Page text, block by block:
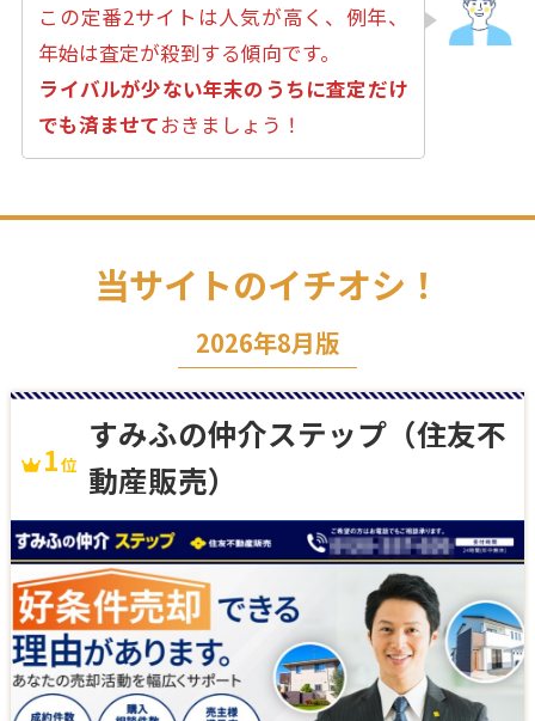
この定番2サイトは人気が高く、例年、
年始は査定が殺到する傾向です。
ライバルが少ない年末のうちに査定だけ
でも済ませておきましょう！
当サイトのイチオシ！
2026年8月版
1
すみふの仲介ステップ（住友不
動産販売）